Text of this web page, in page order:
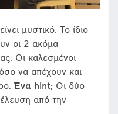
μυστικό. Το ίδιο
οι 2 ακόμα
Οι καλεσμένοι-
να απέχουν και
Ένα hint; Οι δύο
από την